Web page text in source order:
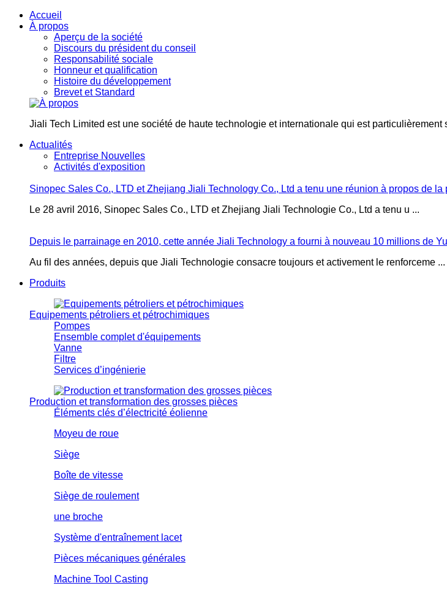
Accueil
À propos
Aperçu de la société
Discours du président du conseil
Responsabilité sociale
Honneur et qualification
Histoire du développement
Brevet et Standard
Jiali Tech Limited est une société de haute technologie et internationale qui est particulièrement
Actualités
Entreprise Nouvelles
Activités d'exposition
Sinopec Sales Co., LTD et Zhejiang Jiali Technology Co., Ltd a tenu une réunion à propos de
Le 28 avril 2016, Sinopec Sales Co., LTD et Zhejiang Jiali Technologie Co., Ltd a tenu u ...
Depuis le parrainage en 2010, cette année Jiali Technology a fourni à nouveau 10 millions de
Au fil des années, depuis que Jiali Technologie consacre toujours et activement le renforceme ...
Produits
Equipements pétroliers et pétrochimiques
Pompes
Ensemble complet d'équipements
Vanne
Filtre
Services d’ingénierie
Production et transformation des grosses pièces
Éléments clés d’électricité éolienne
Moyeu de roue
Siège
Boîte de vitesse
Siège de roulement
une broche
Système d'entraînement lacet
Pièces mécaniques générales
Machine Tool Casting